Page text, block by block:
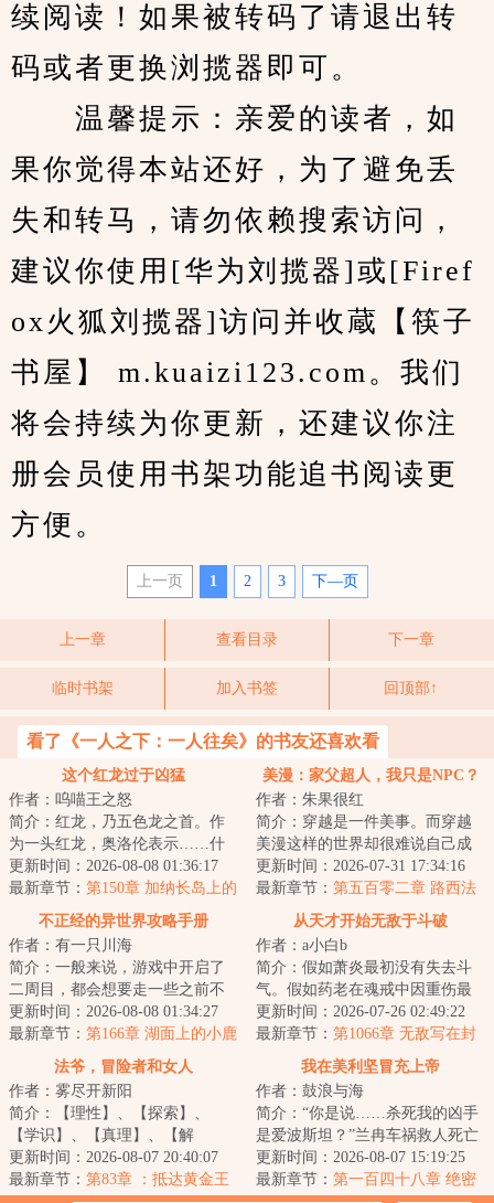
续阅读！如果被转码了请退出转
码或者更换浏揽器即可。
温馨提示：亲爱的读者，如
果你觉得本站还好，为了避免丢
失和转马，请勿依赖搜索访问，
建议你使用[华为刘揽器]或[Firef
ox火狐刘揽器]访问并收蔵【筷子
书屋】 m.kuaizi123.com。我们
将会持续为你更新，还建议你注
册会员使用书架功能追书阅读更
方便。
上一页 1 2 3 下—页
上一章 查看目录 下一章
临时书架 加入书签 回顶部↑
看了《一人之下：一人往矣》的书友还喜欢看
这个红龙过于凶猛
作者：呜喵王之怒
简介：红龙，乃五色龙之首。作
为一头红龙，奥洛伦表示……什
么人人平等的帝国？红龙就是要
征服一切！我将...
更新时间：2026-08-08 01:36:17
最新章节： 第150章 加纳长岛上的
金龙
美漫：家父超人，我只是NPC？
作者：朱果很红
简介：穿越是一件美事。而穿越
美漫这样的世界却很难说自己成
年了还没逝，或许成为了超人克
拉克的养子也算...
更新时间：2026-07-31 17:34:16
最新章节： 第五百零二章 路西法
的存在
不正经的异世界攻略手册
作者：有一只川海
简介：一般来说，游戏中开启了
二周目，都会想要走一些之前不
敢走的路线，尝试一些过去不敢
尝试的选项吧？...
更新时间：2026-08-08 01:34:27
最新章节： 第166章 湖面上的小鹿
乱撞（下）
从天才开始无敌于斗破
作者：a小白b
简介：假如萧炎最初没有失去斗
气。假如药老在魂戒中因重伤最
终身死道消。假如萧炎因缘际会
加入了魂殿。假...
更新时间：2026-07-26 02:49:22
最新章节： 第1066章 无敌写在封
面上（新书已发）
法爷，冒险者和女人
作者：雾尽开新阳
简介：【理性】、【探索】、
【学识】、【真理】、【解
构】、【元素】让李维从只会扔
法术的元素蛮子，蜕变...
更新时间：2026-08-07 20:40:07
最新章节： 第83章 ：抵达黄金王
我在美利坚冒充上帝
作者：鼓浪与海
简介：“你是说……杀死我的凶手
是爱波斯坦？”兰冉车祸救人死亡
后穿越到平行世界的美利坚，醒
来正赶上自...
更新时间：2026-08-07 15:19:25
最新章节： 第一百四十八章 绝密